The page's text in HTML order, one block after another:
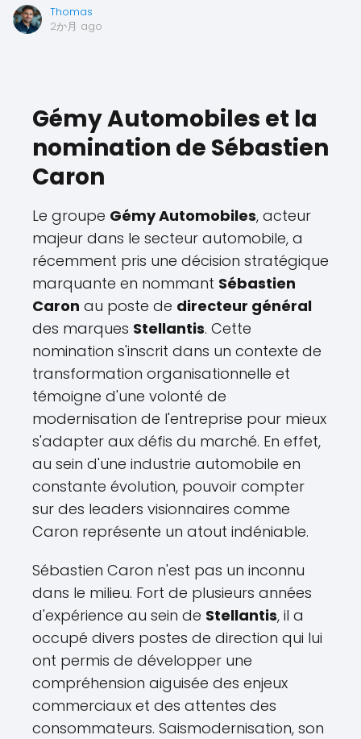
Thomas
2か月 ago
Gémy Automobiles et la
nomination de Sébastien
Caron
Le groupe Gémy Automobiles, acteur
majeur dans le secteur automobile, a
récemment pris une décision stratégique
marquante en nommant Sébastien
Caron au poste de directeur général
des marques Stellantis. Cette
nomination s'inscrit dans un contexte de
transformation organisationnelle et
témoigne d'une volonté de
modernisation de l'entreprise pour mieux
s'adapter aux défis du marché. En effet,
au sein d'une industrie automobile en
constante évolution, pouvoir compter
sur des leaders visionnaires comme
Caron représente un atout indéniable.
Sébastien Caron n'est pas un inconnu
dans le milieu. Fort de plusieurs années
d'expérience au sein de Stellantis, il a
occupé divers postes de direction qui lui
ont permis de développer une
compréhension aiguisée des enjeux
commerciaux et des attentes des
consommateurs. Saismodernisation, son